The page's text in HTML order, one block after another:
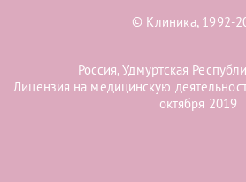
© Клиника, 1992-
Россия, Удмуртская
Лицензия на медицинскую
октября 2019